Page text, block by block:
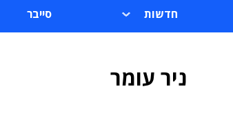
חדשות סייבר
ניר עומר